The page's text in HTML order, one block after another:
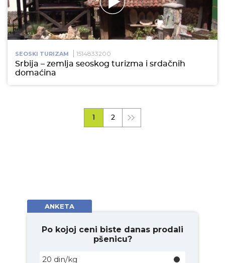
SEOSKI TURIZAM 1514833200
Srbija – zemlja seoskog turizma i srdačnih
domaćina
1 2
ANKETA
Po kojoj ceni biste danas prodali
pšenicu?
20 din/kg